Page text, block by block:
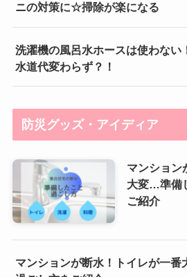
ニの対策に☆掃除が楽になる
洗濯機の風呂水ホースは使わない
水道代変わらず？！
防災グッズ・アイディア
マンション
大変…準備
ご紹介
マンションが断水！トイレが一